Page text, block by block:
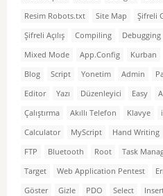
Resim Robots.txt
Site Map Şifreli
Şifreli Açılış
Compiling Debugging
Mixed Mode
App.Config Kurban
Blog
Script Yonetim Admin
Editor
Yazı Düzenleyici Easy
Çalıştırma
Akıllı Telefon Klavye
Calculator
MyScript Hand Writing
FTP
Bluetooth Root Task
Target
Web Application Pentest
Göster
Gizle PDO Select